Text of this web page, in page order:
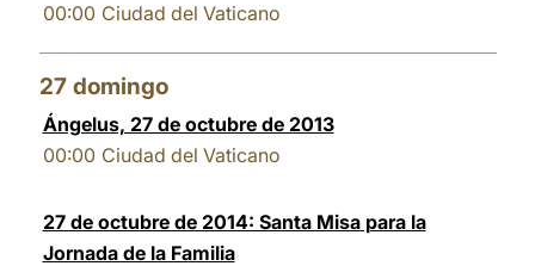
00:00 Ciudad del Vaticano
27 domingo
Ángelus, 27 de octubre de 2013
00:00 Ciudad del Vaticano
27 de octubre de 2014: Santa Misa para la
Jornada de la Familia